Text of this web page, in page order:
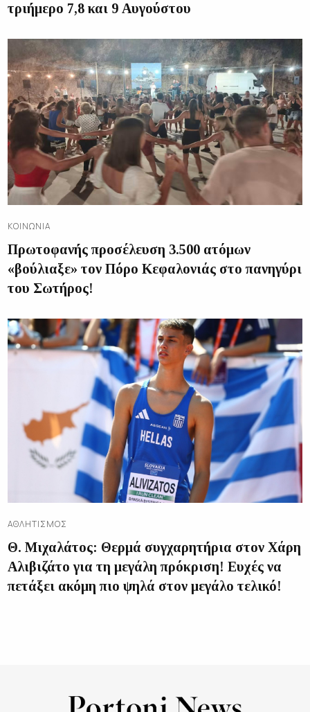
τριήμερο 7,8 και 9 Αυγούστου
ΚΟΙΝΩΝΊΑ
Πρωτοφανής προσέλευση 3.500 ατόμων
«βούλιαξε» τον Πόρο Κεφαλονιάς στο πανηγύρι
του Σωτήρος!
ΑΘΛΗΤΙΣΜΌΣ
Θ. Μιχαλάτος: Θερμά συγχαρητήρια στον Χάρη
Αλιβιζάτο για τη μεγάλη πρόκριση! Ευχές να
πετάξει ακόμη πιο ψηλά στον μεγάλο τελικό!